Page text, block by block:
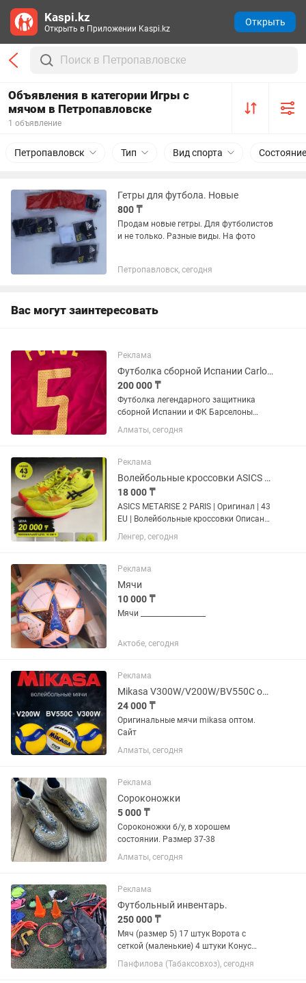
Объявления в категории Игры с
мячом в Петропавловске
1 объявление
Петропавловск Тип Вид спорта Состояние
Гетры для футбола. Новые
800 ₸
Продам новые гетры. Для футболистов
и не только. Разные виды. На фото
Петропавловск, сегодня
Вас могут заинтересовать
Реклама
Футболка сборной Испании Carlos Puyol
200 000 ₸
Футболка легендарного защитника
сборной Испании и ФК Барселоны
Carlos Puyol футболка из Euro 2004
Алматы, сегодня
Реклама
Волейбольные кроссовки ASICS METARISE 2 PARIS
18 000 ₸
ASICS METARISE 2 PARIS | Оригинал | 43
EU | Волейбольные кроссовки Описание
Продаю оригинальные ASICS METARISE
2 PARIS в яркой расцветке Safety
— б/у,...
Ленгер, сегодня
Реклама
Мячи
10 000 ₸
Мячи ___________________
Актобе, сегодня
Реклама
Mikasa V300W/V200W/BV550C оригинал волейбольный мяч
24 000 ₸
Оригинальные мячи mikasa оптом.
Сайт
Алматы, сегодня
Реклама
Сороконожки
5 000 ₸
Сороконожки б/у, в хорошем
состоянии. Размер 37-38
Алматы, сегодня
Реклама
Футбольный инвентарь.
250 000 ₸
Мяч (размер 5) 17 штук Ворота с
сеткой (маленькие) 4 штуки Конус
игровой (большой) 10 штук Конус
игровой (маленький) 12 штук Фишки
Панфилова (Табаксовхоз), сегодня
Kaspi.kz
Открыть в Приложении Kaspi.kz
Открыть